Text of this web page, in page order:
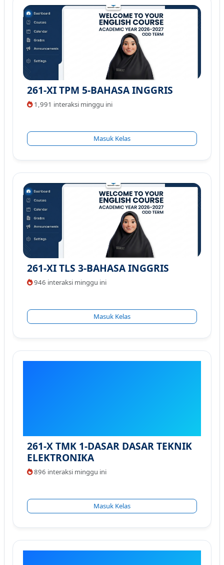
261-XI TPM 5-BAHASA INGGRIS
1,991 interaksi minggu ini
Masuk Kelas
261-XI TLS 3-BAHASA INGGRIS
946 interaksi minggu ini
Masuk Kelas
261-X TMK 1-DASAR DASAR TEKNIK
ELEKTRONIKA
896 interaksi minggu ini
Masuk Kelas